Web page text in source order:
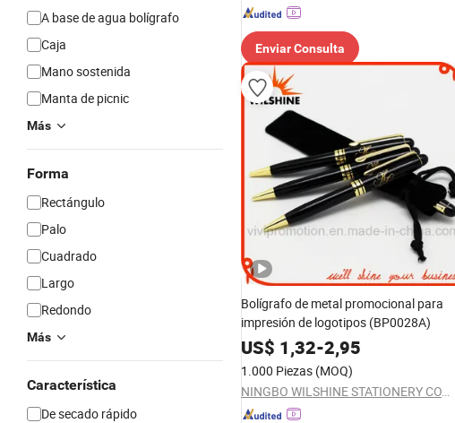
A base de agua bolígrafo
Caja
Mano sostenida
Manta de picnic
Más
Forma
Rectángulo
Palo
Cuadrado
Largo
Redondo
Más
Característica
De secado rápido
Enviar Consulta
Bolígrafo de metal promocional para
impresión de logotipos (BP0028A)
US$ 1,32-2,95
1.000 Piezas (MOQ)
NINGBO WILSHINE STATIONERY CO., LTD.